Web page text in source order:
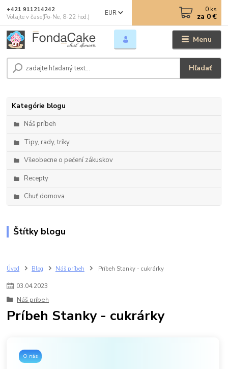
Menu
EUR
Hľadať
+421 911214242
Volajte v čase(Po-Ne, 8-22 hod.)
0 ks
za 0 €
Kategórie blogu
Náš príbeh
Tipy, rady, triky
Všeobecne o pečení zákuskov
Recepty
Chuť domova
Štítky blogu
Úvod Blog Náš príbeh Príbeh Stanky - cukrárky
03.04.2023
Náš príbeh
Príbeh Stanky - cukrárky
O nás